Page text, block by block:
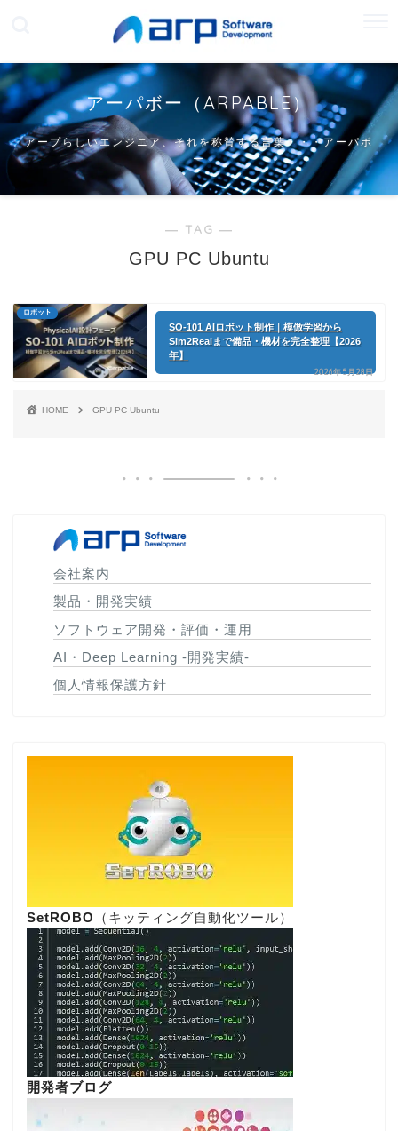
アーパボー（ARPABLE）
アープらしいエンジニア、それを称賛する言葉・・・アーパボ
ー
― TAG ―
GPU PC Ubuntu
ロボット
SO-101 AIロボット制作｜模倣学習から
Sim2Realまで備品・機材を完全整理【2026
年】
2026年5月28日
HOME GPU PC Ubuntu
会社案内
製品・開発実績
ソフトウェア開発・評価・運用
AI・Deep Learning -開発実績-
個人情報保護方針
SetROBO （キッティング自動化ツール）
開発者ブログ